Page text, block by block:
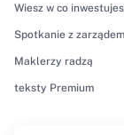
Wiesz w co
Spotkanie z zarządem
Maklerzy radzą
teksty Premium